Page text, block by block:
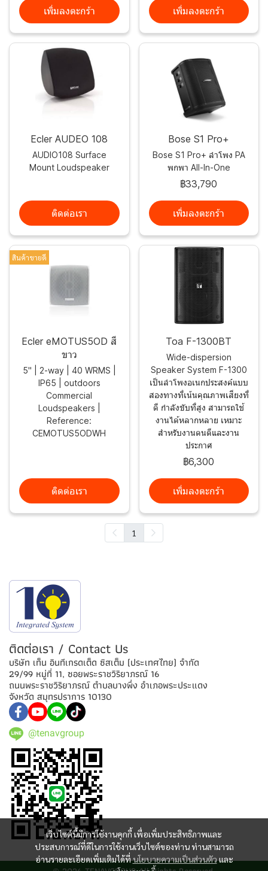
เพิ่มลงตะกร้า เพิ่มลงตะกร้า
Ecler AUDEO 108
AUDIO108 Surface
Mount Loudspeaker
ติดต่อเรา
Bose S1 Pro+
Bose S1 Pro+ ลำโพง PA
พกพา All-In-One
฿33,790
เพิ่มลงตะกร้า
สินค้าขายดี
Ecler eMOTUS5OD สี
ขาว
5" | 2-way | 40 WRMS |
IP65 | outdoors
Commercial
Loudspeakers |
Reference:
CEMOTUS5ODWH
ติดต่อเรา
Toa F-1300BT
Wide-dispersion
Speaker System F-1300
เป็นลำโพงอเนกประสงค์แบบ
สองทางที่เน้นคุณภาพเสียงที่
ดี กำลังขับที่สูง สามารถใช้
งานได้หลากหลาย เหมาะ
สำหรับงานดนตีและงาน
ประกาศ
฿6,300
เพิ่มลงตะกร้า
1
เว็บไซต์นี้มีการใช้งานคุกกี้ เพื่อเพิ่มประสิทธิภาพและ
ประสบการณ์ที่ดีในการใช้งานเว็บไซต์ของท่าน ท่านสามารถ
อ่านรายละเอียดเพิ่มเติมได้ที่นโยบายความเป็นส่วนตัวและ
ติดต่อเรา / Contact Us
บริษัท เท็น อินทีเกรดเต็ด ซิสเต็ม (ประเทศไทย) จำกัด
29/99 หมู่ที่ 11, ซอยพระราชวิริยาภรณ์ 16
ถนนพระราชวิริยาภรณ์ ตำบลบางพึ่ง อำเภอพระประแดง
จังหวัด สมุทรปราการ 10130
@tenavgroup